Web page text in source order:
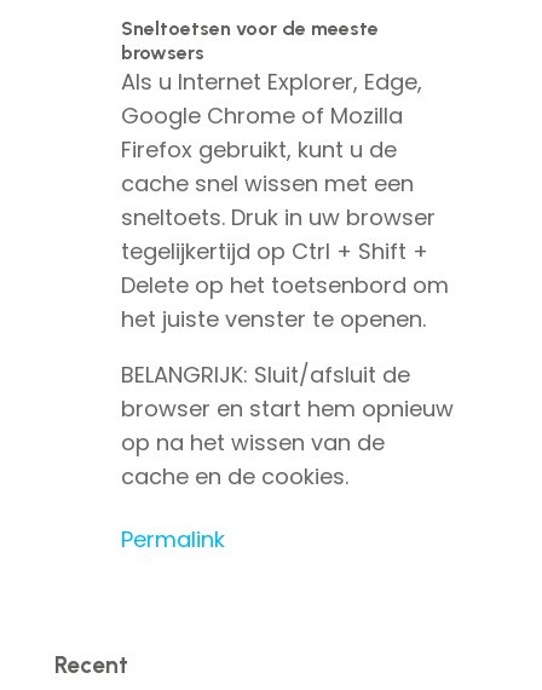
Sneltoetsen voor de meeste
browsers
Als u Internet Explorer, Edge,
Google Chrome of Mozilla
Firefox gebruikt, kunt u de
cache snel wissen met een
sneltoets. Druk in uw browser
tegelijkertijd op Ctrl + Shift +
Delete op het toetsenbord om
het juiste venster te openen.
BELANGRIJK: Sluit/afsluit de
browser en start hem opnieuw
op na het wissen van de
cache en de cookies.
Permalink
Recent